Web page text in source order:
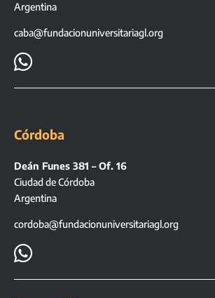
Argentina
caba@fundacionuniversitariagl.org

Córdoba
Deán Funes 381 – Of. 16
Ciudad de Córdoba
Argentina
cordoba@fundacionuniversitariagl.org
